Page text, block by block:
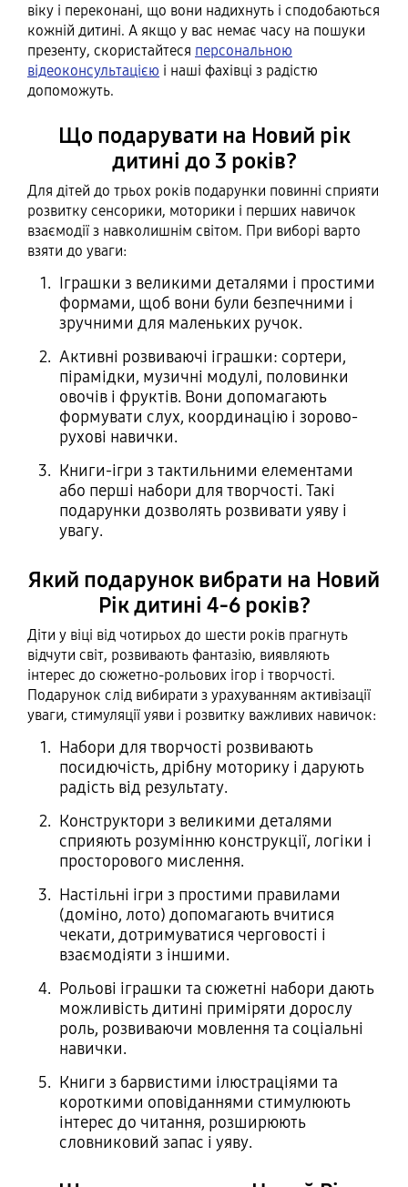
віку і переконані, що вони надихнуть і сподобаються
кожній дитині. А якщо у вас немає часу на пошуки
презенту, скористайтеся персональною
відеоконсультацією і наші фахівці з радістю
допоможуть.
Що подарувати на Новий рік
дитині до 3 років?
Для дітей до трьох років подарунки повинні сприяти
розвитку сенсорики, моторики і перших навичок
взаємодії з навколишнім світом. При виборі варто
взяти до уваги:
Іграшки з великими деталями і простими
формами, щоб вони були безпечними і
зручними для маленьких ручок.
Активні розвиваючі іграшки: сортери,
пірамідки, музичні модулі, половинки
овочів і фруктів. Вони допомагають
формувати слух, координацію і зорово-
рухові навички.
Книги-ігри з тактильними елементами
або перші набори для творчості. Такі
подарунки дозволять розвивати уяву і
увагу.
Який подарунок вибрати на Новий
Рік дитині 4-6 років?
Діти у віці від чотирьох до шести років прагнуть
відчути світ, розвивають фантазію, виявляють
інтерес до сюжетно-рольових ігор і творчості.
Подарунок слід вибирати з урахуванням активізації
уваги, стимуляції уяви і розвитку важливих навичок:
Набори для творчості розвивають
посидючість, дрібну моторику і дарують
радість від результату.
Конструктори з великими деталями
сприяють розумінню конструкції, логіки і
просторового мислення.
Настільні ігри з простими правилами
(доміно, лото) допомагають вчитися
чекати, дотримуватися черговості і
взаємодіяти з іншими.
Рольові іграшки та сюжетні набори дають
можливість дитині приміряти дорослу
роль, розвиваючи мовлення та соціальні
навички.
Книги з барвистими ілюстраціями та
короткими оповіданнями стимулюють
інтерес до читання, розширюють
словниковий запас і уяву.